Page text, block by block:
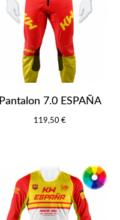
Pantalon 7.0 ESPAÑA
119,50 €